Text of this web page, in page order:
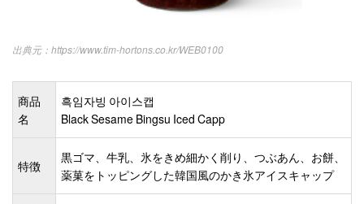
https://www.tim-hortons.co.kr/WEB0100
商品
名
흑임자빙 아이스캡
Black Sesame Bingsu Iced Capp
特徴
黒ゴマ、牛乳、氷をきめ細かく削り、つぶあん、お餅、
薬菓をトッピングした韓国風のかき氷アイスキャップ